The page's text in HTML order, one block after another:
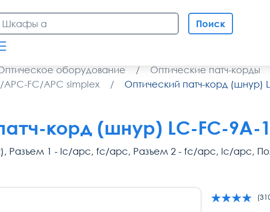
Поиск
оборудование / Оптические патч-корды
FC/APC simplex
/ Оптический патч-корд (шнур)
корд (шнур) LC-FC-9A-
Разъем 1 - lc/apc, fc/apc, Разъем 2 - fc/apc, lc/apc,